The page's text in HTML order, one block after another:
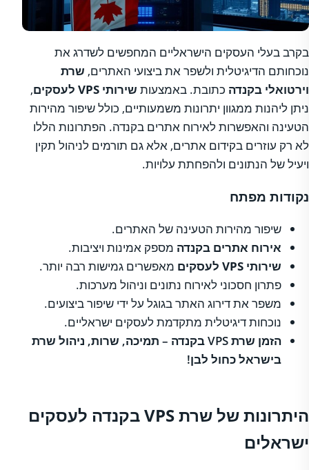
בקרב בעלי העסקים הישראליים המחפשים לשדרג את
נוכחותם הדיגיטלית ולשפר את ביצועי האתרים, שרת
וירטואלי בקנדה כתובת. באמצעות שירותי VPS לעסקים
,
ניתן ליהנות ממגוון יתרונות משמעותיים, כולל שיפור מהירות
הטעינה והאפשרות לאירוח אתרים בקנדה. הפתרונות הללו
לא רק עוזרים בקידום אתרים, אלא גם תורמים לניהול תקין
ויעיל של הנתונים ולהפחתת עלויות.
נקודות מפתח
שיפור מהירות הטעינה של האתרים.
אירוח אתרים בקנדה מספק אמינות ויציבות.
שירותי VPS לעסקים
מאפשרים גמישות רבה יותר.
פתרון חסכוני לאירוח נתונים וניהול מערכות.
משפר את דירוג האתר בגוגל על ידי שיפור ביצועים.
נוכחות דיגיטלית מתקדמת לעסקים ישראליים.
הזמן שרת VPS בקנדה – תמיכה, שרות, ניהול שרת
בישראל כחול לבן!
היתרונות של שרת VPS בקנדה לעסקים
ישראלים